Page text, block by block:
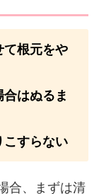
て根元をや
はぬるま
すらない
合、まずは清